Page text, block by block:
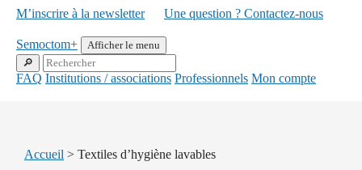
M’inscrire à la newsletter
Une question ? Contactez-nous
Semoctom+ Afficher le menu
FAQ Institutions / associations Professionnels Mon compte
Accueil > Textiles d’hygiène lavables